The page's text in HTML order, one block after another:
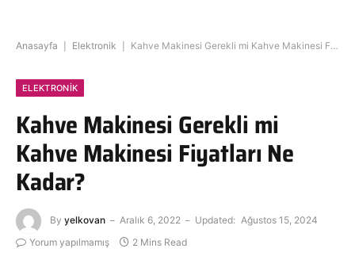
Anasayfa Elektronik Kahve Makinesi Gerekli mi Kahve Makinesi Fiyatları Ne Kadar?
ELEKTRONIK
Kahve Makinesi Gerekli mi
Kahve Makinesi Fiyatları Ne
Kadar?
By yelkovan Aralık 6, 2022 Updated: Ağustos 15, 2024
Yorum yapılmamış
2 Mins Read